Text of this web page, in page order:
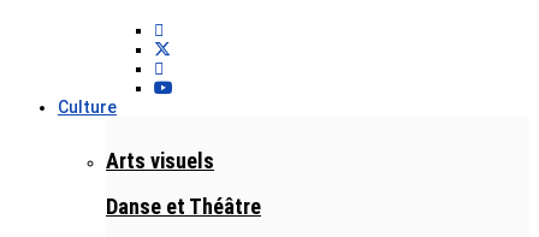
Culture
Arts visuels
Danse et Théâtre